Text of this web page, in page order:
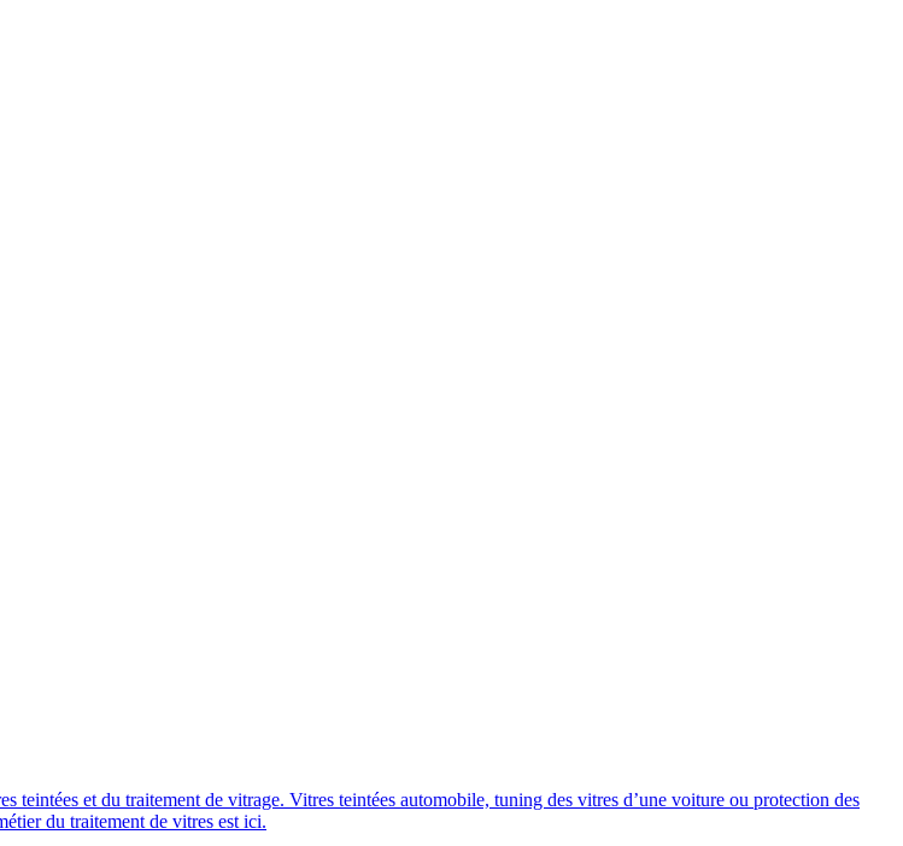
teintées et du traitement de vitrage. Vitres teintées automobile, tuning des vitres d’une voiture ou protection des
du traitement de vitres est ici.